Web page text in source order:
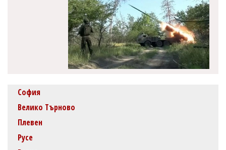
София
Велико Търново
Плевен
Русе